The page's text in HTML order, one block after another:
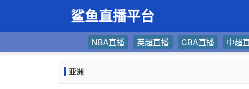
鲨鱼直播平台
NBA直播 英超直播 CBA直播 中超
亚洲